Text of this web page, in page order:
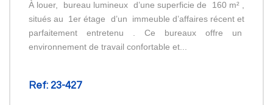
À louer, bureau lumineux d’une superficie de 160 m² ,
situés au 1er étage d’un immeuble d’affaires récent et
parfaitement entretenu . Ce bureaux offre un
environnement de travail confortable et...
Ref: 23-427